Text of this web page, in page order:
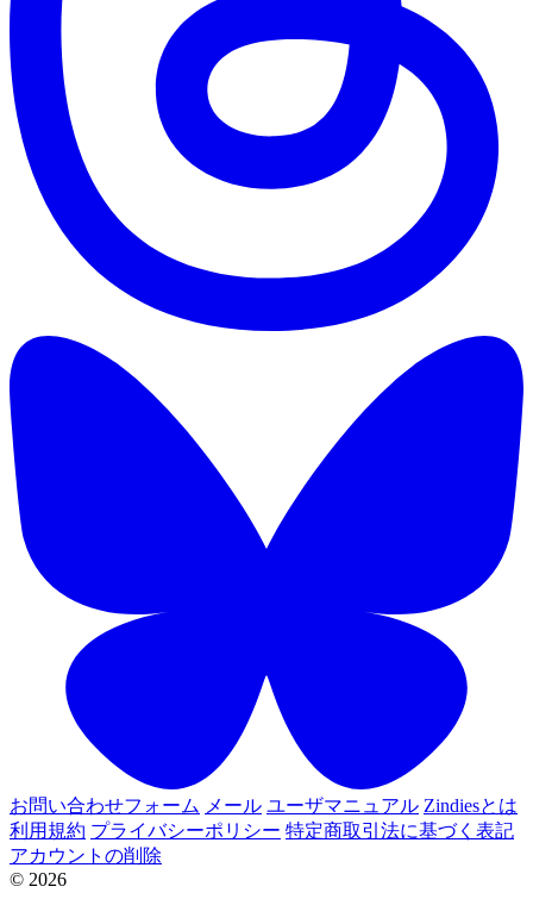
お問い合わせフォーム メール ユーザマニュアル Zindiesとは
利用規約 プライバシーポリシー 特定商取引法に基づく表記
アカウントの削除
© 2026